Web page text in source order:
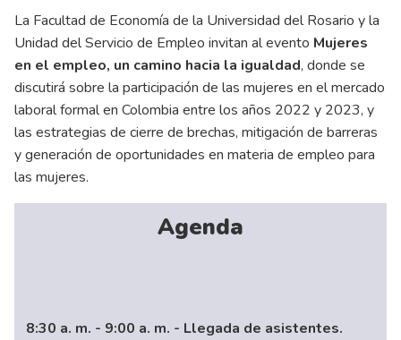
La Facultad de Economía de la Universidad del Rosario y la
Unidad del Servicio de Empleo invitan al evento Mujeres
en el empleo, un camino hacia la igualdad, donde se
discutirá sobre la participación de las mujeres en el mercado
laboral formal en Colombia entre los años 2022 y 2023, y
las estrategias de cierre de brechas, mitigación de barreras
y generación de oportunidades en materia de empleo para
las mujeres.
Agenda
8:30 a. m. - 9:00 a. m. - Llegada de asistentes.